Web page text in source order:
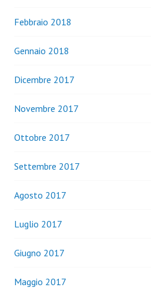
Febbraio 2018
Gennaio 2018
Dicembre 2017
Novembre 2017
Ottobre 2017
Settembre 2017
Agosto 2017
Luglio 2017
Giugno 2017
Maggio 2017